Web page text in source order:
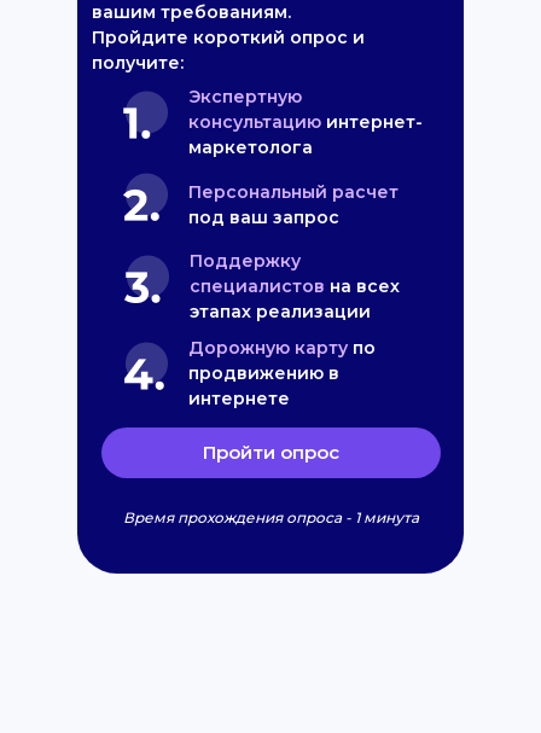
вашим требованиям.
Пройдите короткий опрос и
получите:
Экспертную
консультацию интернет-
маркетолога
Персональный расчет
под ваш запрос
Поддержку
специалистов на всех
этапах реализации
Дорожную карту по
продвижению в
интернете
Пройти опрос
Время прохождения опроса - 1 минута